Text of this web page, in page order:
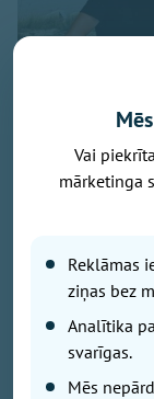
Savu 35
pamatā ir šā
ar vērienīgu
sākums – plkst.
Vai
mārketinga
Reklāmas
ziņas bez
Analītika
svarīgas.
Mēs